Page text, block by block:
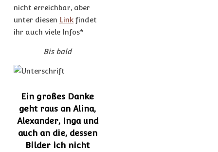
nicht erreichbar, aber
unter diesen Link findet
ihr auch viele Infos*
Bis bald
Ein großes Danke
geht raus an Alina,
Alexander, Inga und
auch an die, dessen
Bilder ich nicht